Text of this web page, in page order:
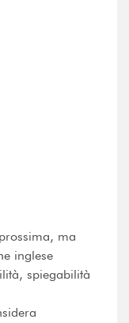
ma
inglese
spiegabilità